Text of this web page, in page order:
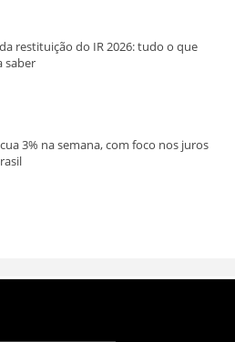
restituição do IR 2026: tudo o que
saber
3% na semana, com foco nos juros